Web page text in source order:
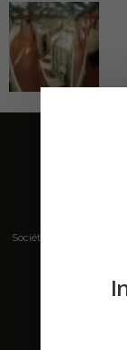
Société de presse,